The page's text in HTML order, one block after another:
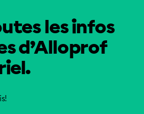
les infos
d’Alloprof